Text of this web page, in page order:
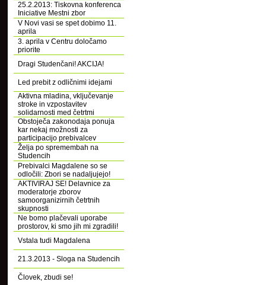
25.2.2013: Tiskovna konferenca
Iniciative Mestni zbor
V Novi vasi se spet dobimo 11.
aprila
3. aprila v Centru določamo
priorite
Dragi Studenčani! AKCIJA!
Led prebit z odličnimi idejami
Aktivna mladina, vključevanje
stroke in vzpostavitev
solidarnosti med četrtmi
Obstoječa zakonodaja ponuja
kar nekaj možnosti za
participacijo prebivalcev
Želja po spremembah na
Studencih
Prebivalci Magdalene so se
odločili: Zbori se nadaljujejo!
AKTIVIRAJ SE! Delavnice za
moderatorje zborov
samoorganizirnih četrtnih
skupnosti
Ne bomo plačevali uporabe
prostorov, ki smo jih mi zgradili!
Vstala tudi Magdalena
21.3.2013 - Sloga na Studencih
Človek, zbudi se!